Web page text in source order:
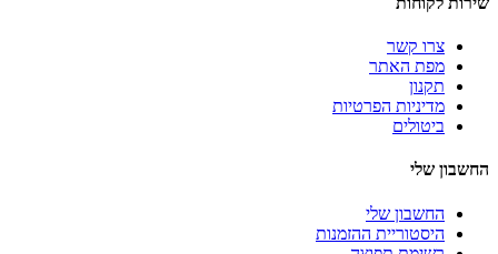
צרו קשר
מפת האתר
תקנון
מדיניות הפרטיות
ביטולים
החשבון שלי
החשבון שלי
היסטוריית ההזמנות